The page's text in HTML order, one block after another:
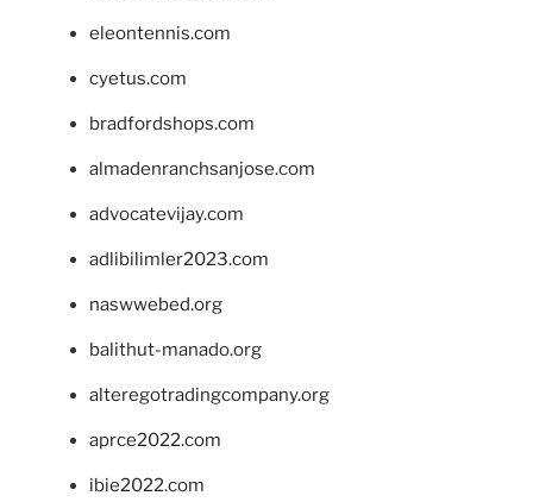
eleontennis.com
cyetus.com
bradfordshops.com
almadenranchsanjose.com
advocatevijay.com
adlibilimler2023.com
naswwebed.org
balithut-manado.org
alteregotradingcompany.org
aprce2022.com
ibie2022.com